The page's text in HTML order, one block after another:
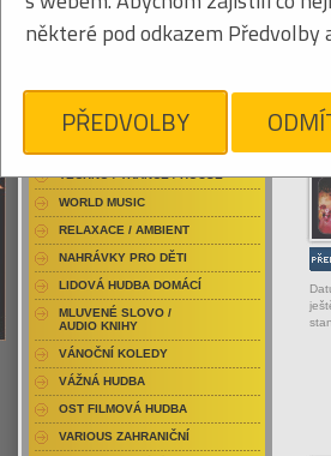
RAP / HIP HOP DOMÁCÍ
RAP / HIP HOP ZAHRANIČNÍ
DVD / HUDBA
PUNK / HARDCORE
TECHNO / TRANCE / HOUSE
WORLD MUSIC
RELAXACE / AMBIENT
NAHRÁVKY PRO DĚTI
LIDOVÁ HUDBA DOMÁCÍ
MLUVENÉ SLOVO /
AUDIO KNIHY
VÁNOČNÍ KOLEDY
VÁŽNÁ HUDBA
OST FILMOVÁ HUDBA
VARIOUS ZAHRANIČNÍ
některé pod odkazem Předvolby
PŘEDVOLBY